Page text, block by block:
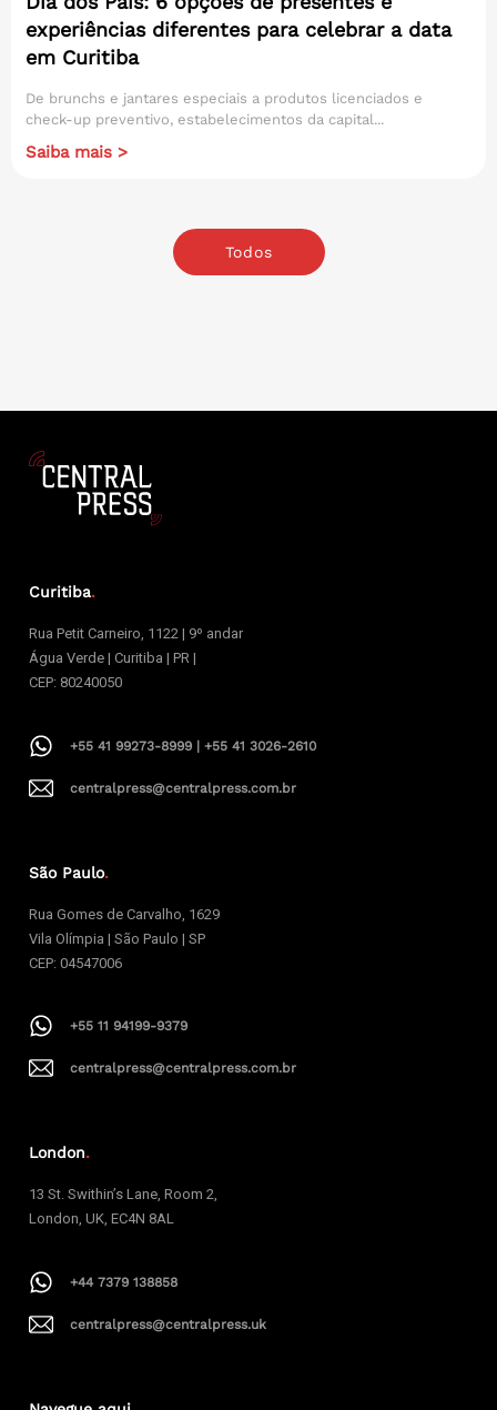
experiências diferentes para celebrar a data
em Curitiba
De brunchs e jantares especiais a produtos licenciados e
check-up preventivo, estabelecimentos da capital...
Saiba mais >
Todos
Curitiba.
Rua Petit Carneiro, 1122 | 9º andar
Água Verde | Curitiba | PR |
CEP: 80240050
+55 41 99273-8999 | +55 41 3026-2610
centralpress@centralpress.com.br
São Paulo.
Rua Gomes de Carvalho, 1629
Vila Olímpia | São Paulo | SP
CEP: 04547006
+55 11 94199-9379
centralpress@centralpress.com.br
London.
13 St. Swithin’s Lane, Room 2,
London, UK, EC4N 8AL
+44 7379 138858
centralpress@centralpress.uk